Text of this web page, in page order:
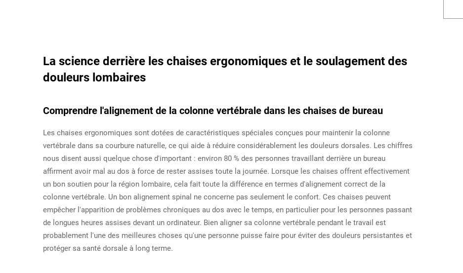
La science derrière les chaises ergonomiques et le soulagement des
douleurs lombaires
Comprendre l'alignement de la colonne vertébrale dans les chaises de bureau
Les chaises ergonomiques sont dotées de caractéristiques spéciales conçues pour maintenir la colonne
vertébrale dans sa courbure naturelle, ce qui aide à réduire considérablement les douleurs dorsales. Les chiffres
nous disent aussi quelque chose d'important : environ 80 % des personnes travaillant derrière un bureau
affirment avoir mal au dos à force de rester assises toute la journée. Lorsque les chaises offrent effectivement
un bon soutien pour la région lombaire, cela fait toute la différence en termes d'alignement correct de la
colonne vertébrale. Un bon alignement spinal ne concerne pas seulement le confort. Ces chaises peuvent
empêcher l'apparition de problèmes chroniques au dos avec le temps, en particulier pour les personnes passant
de longues heures assises devant un ordinateur. Bien aligner sa colonne vertébrale pendant le travail est
probablement l'une des meilleures choses qu'une personne puisse faire pour éviter des douleurs persistantes et
protéger sa santé dorsale à long terme.